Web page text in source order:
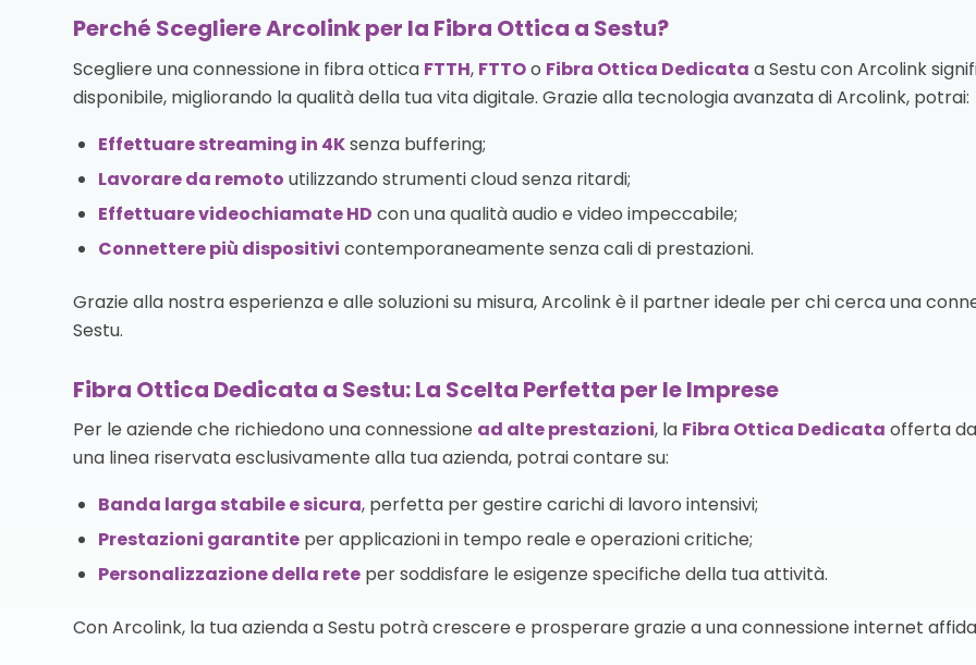
Perché Scegliere Arcolink per la Fibra Ottica a Sestu?
Scegliere una connessione in fibra ottica FTTH, FTTOo Fibra Ottica Dedicata a Sestu con Arcolink
disponibile, migliorando la qualità della tua vita digitale. Grazie alla tecnologia avanzata di Arcolink, potrai:
Effettuare streaming in 4Ksenza buffering;
Lavorare da remoto utilizzando strumenti cloud senza ritardi;
Effettuare videochiamate HD con una qualità audio e video impeccabile;
Connettere più dispositivi contemporaneamente senza cali di prestazioni.
Grazie alla nostra esperienza e alle soluzioni su misura, Arcolink è il partner ideale per chi cerca una
Sestu.
Fibra Ottica Dedicata a Sestu: La Scelta Perfetta per le Imprese
Per le aziende che richiedono una connessione ad alte prestazioni, la Fibra Ottica Dedicata offerta
una linea riservata esclusivamente alla tua azienda, potrai contare su:
Banda larga stabile e sicura, perfetta per gestire carichi di lavoro intensivi;
Prestazioni garantite per applicazioni in tempo reale e operazioni critiche;
Personalizzazione della rete per soddisfare le esigenze specifiche della tua attività.
Con Arcolink, la tua azienda a Sestu potrà crescere e prosperare grazie a una connessione internet